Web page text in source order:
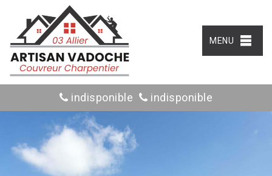
MENU
indisponible indisponible